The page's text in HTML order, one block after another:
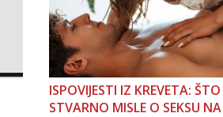
ISPOVIJESTI IZ KREVETA:
STVARNO MISLE O SEKSU